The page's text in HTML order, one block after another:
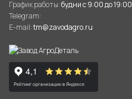
График работы:будни с 9:00 до 19:00
Telegram:
E-mail:tm@zavodagro.ru